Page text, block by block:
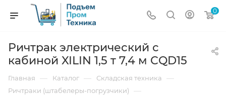
0
Ричтрак электрический с
кабиной XILIN 1,5 т 7,4 м CQD15
Главная — Каталог — Складская техника —
Ричтраки (штабелеры-погрузчики) —